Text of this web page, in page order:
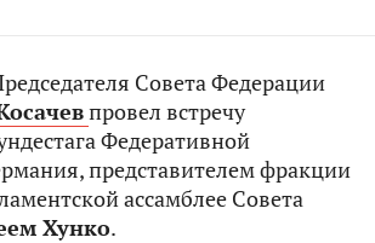
Совета Федерации
провел встречу
Федеративной
представителем фракции
ассамблее Совета
Хунко.